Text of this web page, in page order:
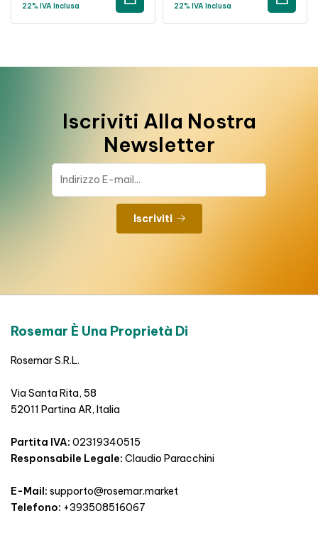
22% IVA Inclusa 22% IVA Inclusa
Iscriviti Alla Nostra
Newsletter
Iscriviti
Rosemar È Una Proprietà Di
Rosemar S.R.L.
Via Santa Rita, 58
52011 Partina AR, Italia
Partita IVA: 02319340515
Responsabile Legale: Claudio Paracchini
E-Mail: supporto@rosemar.market
Telefono: +393508516067